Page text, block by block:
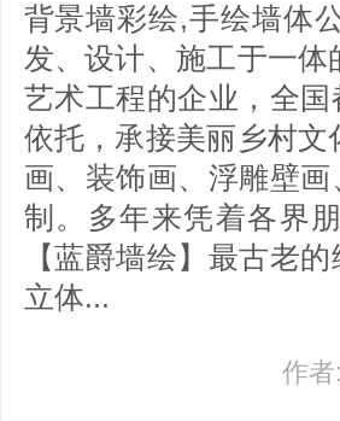
背景墙彩绘,手绘墙体
发、设计、施工于一
艺术工程的企业，全
依托，承接美丽乡村
画、装饰画、浮雕壁
制。多年来凭着各界
【蓝爵墙绘】最古老
立体...
作